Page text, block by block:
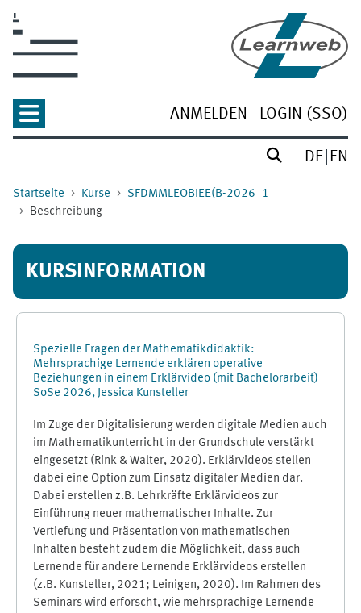
ANMELDEN LOGIN (SSO)
DE EN
Startseite Kurse
SFDMMLEOBIEE(B-2026_1
Beschreibung
KURSINFORMATION
Spezielle Fragen der Mathematikdidaktik:
Mehrsprachige Lernende erklären operative
Beziehungen in einem Erklärvideo (mit Bachelorarbeit)
SoSe 2026, Jessica Kunsteller
Im Zuge der Digitalisierung werden digitale Medien auch
im Mathematikunterricht in der Grundschule verstärkt
eingesetzt (Rink & Walter, 2020). Erklärvideos stellen
dabei eine Option zum Einsatz digitaler Medien dar.
Dabei erstellen z.B. Lehrkräfte Erklärvideos zur
Einführung neuer mathematischer Inhalte. Zur
Vertiefung und Präsentation von mathematischen
Inhalten besteht zudem die Möglichkeit, dass auch
Lernende für andere Lernende Erklärvideos erstellen
(z.B. Kunsteller, 2021; Leinigen, 2020). Im Rahmen des
Seminars wird erforscht, wie mehrsprachige Lernende